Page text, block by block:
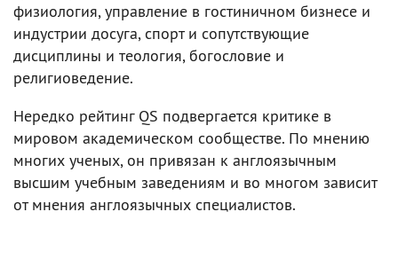
физиология, управление в гостиничном бизнесе и
индустрии досуга, спорт и сопутствующие
дисциплины и теология, богословие и
религиоведение.
Нередко рейтинг QS подвергается критике в
мировом академическом сообществе. По мнению
многих ученых, он привязан к англоязычным
высшим учебным заведениям и во многом зависит
от мнения англоязычных специалистов.